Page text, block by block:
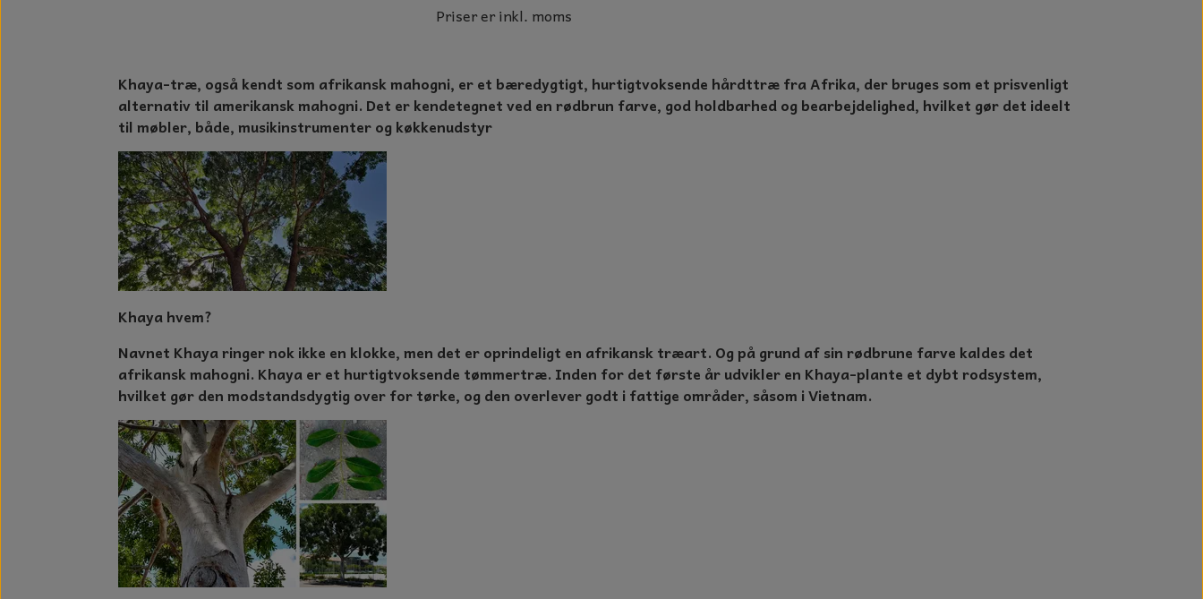
DUFT BLOKKE
VINDSPIL
LAMPESKÆRME TIL VINGLAS
HAMAM HÅNDKLÆDER
KERAMIK HUSNUMRE
HAVE PYNT
DUFTLYS
NOTES OG GÆSTEBØGER
CANDLE HOUSES
GLAS DECOR
DUFTBLOKKE OG TILBEHØR
KERAMIK BLOMSTER
Priser er inkl. moms
Khaya-træ, også kendt som afrikansk mahogni, er et bæredygtigt, hurtigtvoksende hårdttræ fra Afrika, der bruges som et prisvenligt
alternativ til amerikansk mahogni. Det er kendetegnet ved en rødbrun farve, god holdbarhed og bearbejdelighed, hvilket gør det ideelt
til møbler, både, musikinstrumenter og køkkenudstyr
Khaya hvem?
Navnet Khaya ringer nok ikke en klokke, men det er oprindeligt en afrikansk træart. Og på grund af sin rødbrune farve kaldes det
afrikansk mahogni. Khaya er et hurtigtvoksende tømmertræ. Inden for det første år udvikler en Khaya-plante et dybt rodsystem,
hvilket gør den modstandsdygtig over for tørke, og den overlever godt i fattige områder, såsom i Vietnam.